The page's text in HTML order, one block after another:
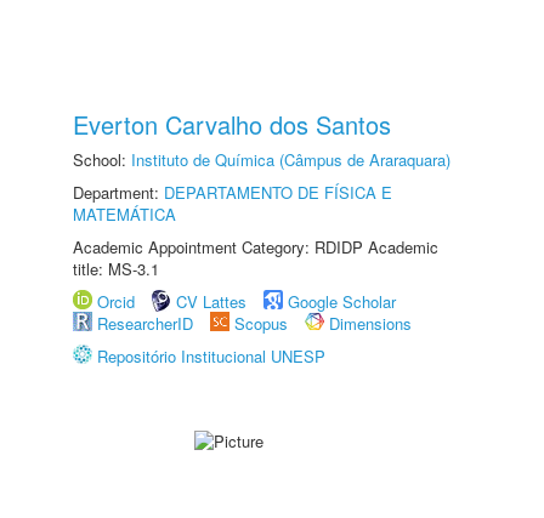
Everton Carvalho dos Santos
School: Instituto de Química (Câmpus de Araraquara)
Department: DEPARTAMENTO DE FÍSICA E
MATEMÁTICA
Academic Appointment Category: RDIDP Academic
title: MS-3.1
Orcid
CV Lattes
Google Scholar
ResearcherID
Scopus
Dimensions
Repositório Institucional UNESP